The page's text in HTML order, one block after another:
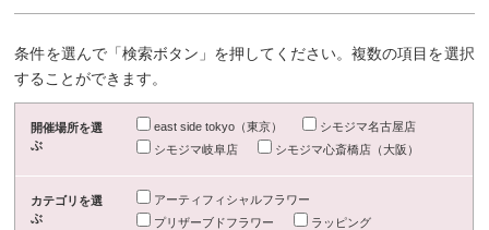
条件を選んで「検索ボタン」を押してください。複数の項目を選択
することができます。
開催場所を選
ぶ
east side tokyo（東京）
シモジマ名古屋店
シモジマ岐阜店
シモジマ心斎橋店（大阪）
カテゴリを選
ぶ
アーティフィシャルフラワー
プリザーブドフラワー
ラッピング